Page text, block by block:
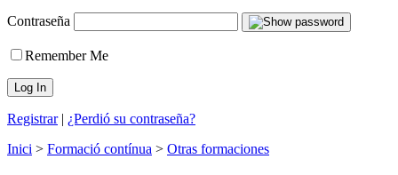
Contraseña
Remember Me
Registrar| ¿Perdió su contraseña?
Inici > Formació contínua > Otras formaciones